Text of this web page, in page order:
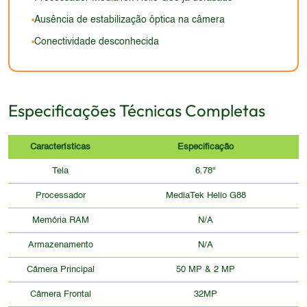
Ausência de estabilização óptica na câmera
Conectividade desconhecida
Especificações Técnicas Completas
Características Especificação
Tela 6.78"
Processador MediaTek Helio G88
Memória RAM N/A
Armazenamento N/A
Câmera Principal 50 MP & 2 MP
Câmera Frontal 32MP